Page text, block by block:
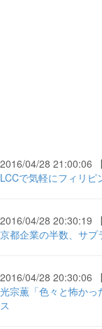
2016/04/28 21:00:06
LCCで気軽にフィリ
2016/04/28 20:30:19
京都企業の半数、サプ
2016/04/28 20:30:06
光宗薫「色々と怖かっ
ス